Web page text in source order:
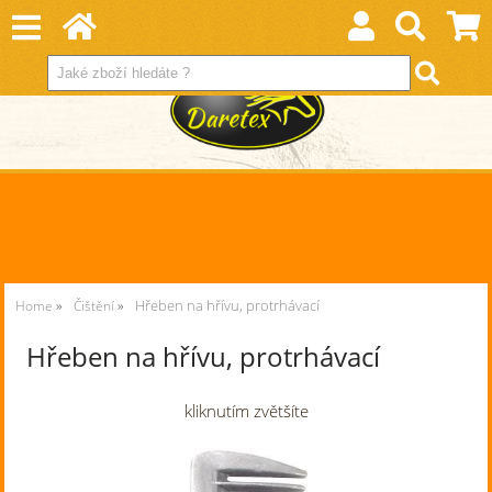
Home Čištění Hřeben na hřívu, protrhávací
Hřeben na hřívu, protrhávací
kliknutím zvětšíte